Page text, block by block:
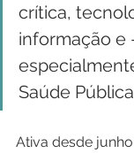
crítica,
informação e
Saúde
Ativa desde junho